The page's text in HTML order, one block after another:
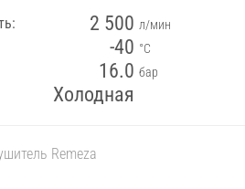
2 500 л/мин
-40 °С
16.0 бар
Холодная
Remeza